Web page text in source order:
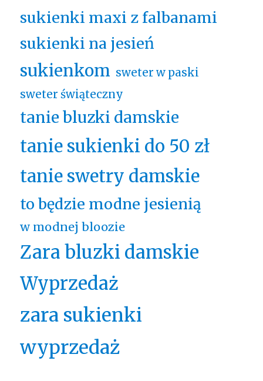
sukienki maxi z falbanami
sukienki na jesień
sukienkom sweter w paski
sweter świąteczny
tanie bluzki damskie
tanie sukienki do 50 zł
tanie swetry damskie
to będzie modne jesienią
w modnej bloozie
Zara bluzki damskie
Wyprzedaż
zara sukienki
wyprzedaż